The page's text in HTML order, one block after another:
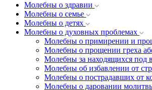
Молебны о здравии
Молебны о семье
Молебны о детях
Молебны о духовных проблемах
Молебны о примирении и
Молебны о прощении греха
Молебны за находящихся под
Молебны об избавлении от
Молебны о пострадавших от
Молебны о даровании